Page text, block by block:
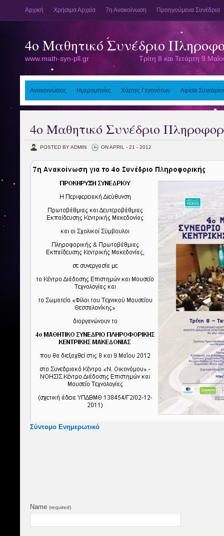
Αρχική Χρήσιμα Αρχεία 7η Ανακοίνωση Προηγούμενα Συνέδρια
4o Μαθητικό Συνέδριο
www.math-syn-pli.gr Τρίτη 8 και Τετάρτη 9
Ανακοινώσεις Ημερομηνίες Χάρτες Γεγονότων Αφίσα
4o Μαθητικό Συνέδριο
POSTED BY ADMIN ON APRIL - 21 - 2012
Σύντομο Ενημερωτικό
Name (required)